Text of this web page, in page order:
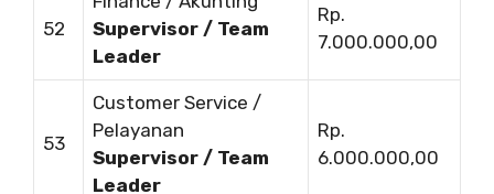
52
Supervisor / Team
Leader
Rp.
7.000.000,00
53
Customer Service /
Pelayanan
Supervisor / Team
Leader
Rp.
6.000.000,00